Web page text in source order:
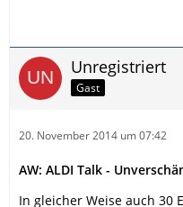
Unregistriert
Gast
20. November 2014 um 07:42
AW: ALDI Talk -
In gleicher Weise auch 30